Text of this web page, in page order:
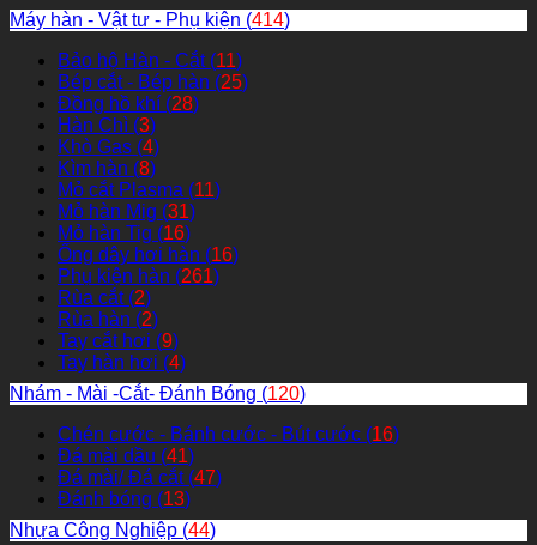
Máy hàn - Vật tư - Phụ kiện (414)
Bảo hộ Hàn - Cắt (11)
Bép cắt - Bép hàn (25)
Đồng hồ khí (28)
Hàn Chì (3)
Khò Gas (4)
Kìm hàn (8)
Mỏ cắt Plasma (11)
Mỏ hàn Mig (31)
Mỏ hàn Tig (16)
Ống dây hơi hàn (16)
Phụ kiện hàn (261)
Rùa cắt (2)
Rùa hàn (2)
Tay cắt hơi (9)
Tay hàn hơi (4)
Nhám - Mài -Cắt- Đánh Bóng (120)
Chén cước - Bánh cước - Bút cước (16)
Đá mài dầu (41)
Đá mài/ Đá cắt (47)
Đánh bóng (13)
Nhựa Công Nghiệp (44)